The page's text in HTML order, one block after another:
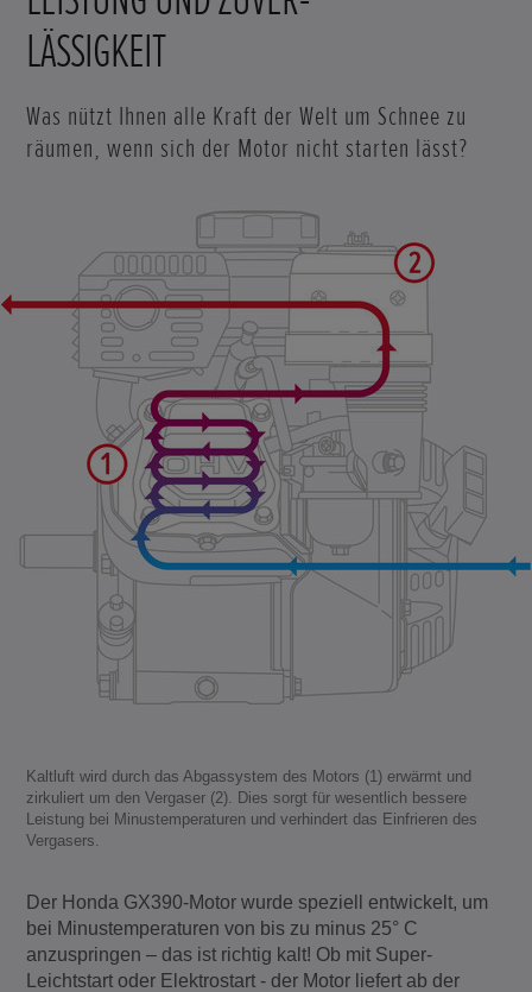
LÄSSIGKEIT
Was nützt Ihnen alle Kraft der Welt um Schnee zu
räumen, wenn sich der Motor nicht starten lässt?
Kaltluft wird durch das Abgassystem des Motors (1) erwärmt und
zirkuliert um den Vergaser (2). Dies sorgt für wesentlich bessere
Leistung bei Minustemperaturen und verhindert das Einfrieren des
Vergasers.
Der Honda GX390-Motor wurde speziell entwickelt, um
bei Minustemperaturen von bis zu minus 25° C
anzuspringen – das ist richtig kalt! Ob mit Super-
Leichtstart oder Elektrostart - der Motor liefert ab der